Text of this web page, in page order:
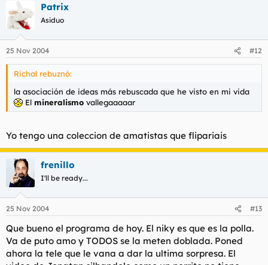
Patrix
Asiduo
25 Nov 2004 #12
Richal rebuznó:
la asociación de ideas más rebuscada que he visto en mi vida
El mineralismo vallegaaaaar
Yo tengo una coleccion de amatistas que flipariais
frenillo
I'll be ready...
25 Nov 2004 #13
Que bueno el programa de hoy. El niky es que es la polla.
Va de puto amo y TODOS se la meten doblada. Poned
ahora la tele que le vana a dar la ultima sorpresa. El